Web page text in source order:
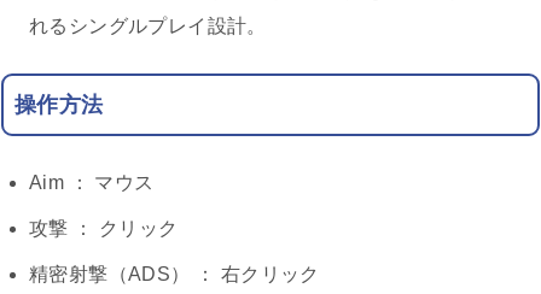
れるシングルプレイ設計。
操作方法
Aim ： マウス
攻撃 ： クリック
精密射撃（ADS） ： 右クリック